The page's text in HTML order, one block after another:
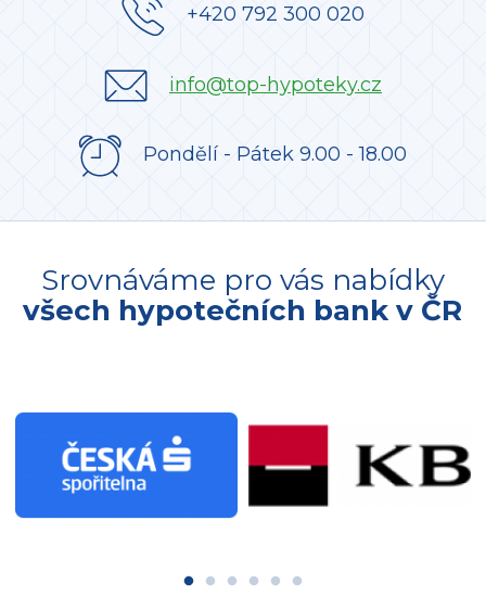
+420 792 300 020
info@top-hypoteky.cz
Pondělí - Pátek 9.00 - 18.00
Srovnáváme pro vás nabídky
všech hypotečních bank v ČR